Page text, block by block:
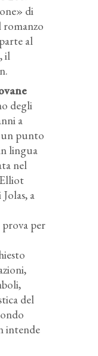
di
romanzo
al
il
degli
a
un punto
lingua
nel
a
per
del
intende